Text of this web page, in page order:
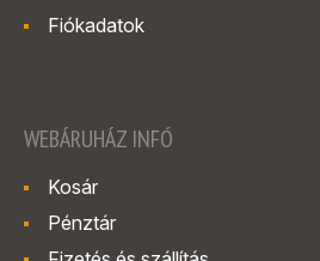
Fiókadatok
WEBÁRUHÁZ INFÓ
Kosár
Pénztár